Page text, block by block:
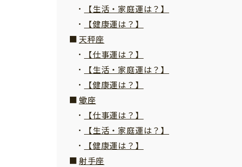
【生活・家庭運は？】
【健康運は？】
天秤座
【仕事運は？】
【生活・家庭運は？】
【健康運は？】
蠍座
【仕事運は？】
【生活・家庭運は？】
【健康運は？】
射手座